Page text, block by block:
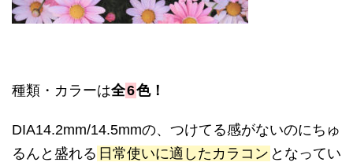
種類・カラーは全6色！
DIA14.2mm/14.5mmの、つけてる感がないのにちゅ
るんと盛れる 日常使いに適したカラコン となってい